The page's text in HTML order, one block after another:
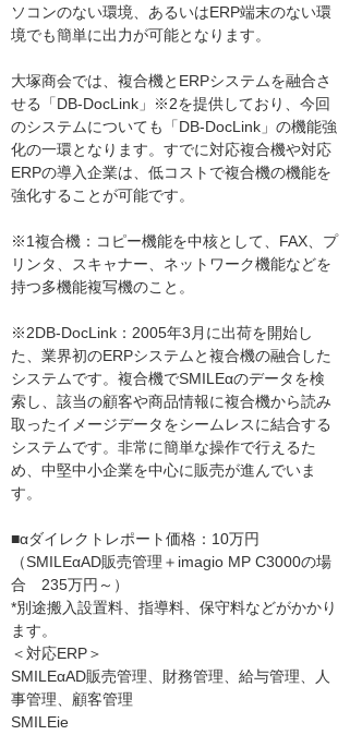
ソコンのない環境、あるいはERP端末のない環
境でも簡単に出力が可能となります。
大塚商会では、複合機とERPシステムを融合さ
せる「DB-DocLink」※2を提供しており、今回
のシステムについても「DB-DocLink」の機能強
化の一環となります。すでに対応複合機や対応
ERPの導入企業は、低コストで複合機の機能を
強化することが可能です。
※1複合機：コピー機能を中核として、FAX、プ
リンタ、スキャナー、ネットワーク機能などを
持つ多機能複写機のこと。
※2DB-DocLink：2005年3月に出荷を開始し
た、業界初のERPシステムと複合機の融合した
システムです。複合機でSMILEαのデータを検
索し、該当の顧客や商品情報に複合機から読み
取ったイメージデータをシームレスに結合する
システムです。非常に簡単な操作で行えるた
め、中堅中小企業を中心に販売が進んでいま
す。
■αダイレクトレポート価格：10万円
（SMILEαAD販売管理＋imagio MP C3000の場
合 235万円～）
*別途搬入設置料、指導料、保守料などがかかり
ます。
＜対応ERP＞
SMILEαAD販売管理、財務管理、給与管理、人
事管理、顧客管理
SMILEie